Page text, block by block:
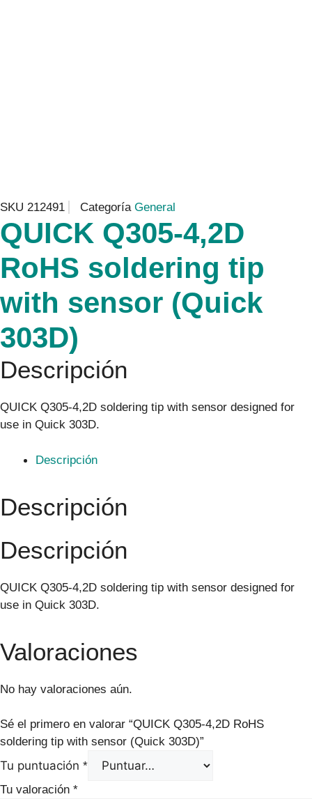
SKU 212491 Categoría General
QUICK Q305-4,2D
RoHS soldering tip
with sensor (Quick
303D)
Descripción
QUICK Q305-4,2D soldering tip with sensor designed for
use in Quick 303D.
Descripción
Descripción
Descripción
QUICK Q305-4,2D soldering tip with sensor designed for
use in Quick 303D.
Valoraciones
No hay valoraciones aún.
Sé el primero en valorar “QUICK Q305-4,2D RoHS
soldering tip with sensor (Quick 303D)”
Tu puntuación *
Tu valoración *